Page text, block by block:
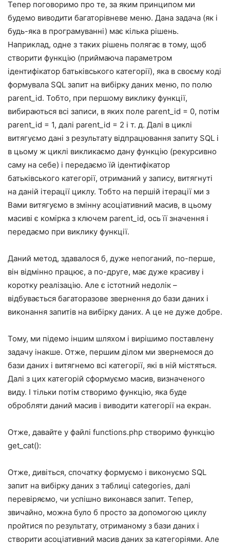
Тепер поговоримо про те, за яким принципом ми
будемо виводити багаторівневе меню. Дана задача (як і
будь-яка в програмуванні) має кілька рішень.
Наприклад, одне з таких рішень полягає в тому, щоб
створити функцію (приймаюча параметром
ідентифікатор батьківського категорії), яка в своєму коді
формувала SQL запит на вибірку даних меню, по полю
parent_id. Тобто, при першому виклику функції,
вибираються всі записи, в яких поле parent_id = 0, потім
parent_id = 1, далі parent_id = 2 і т. д. Далі в циклі
витягуємо дані з результату відпрацювання запиту SQL і
в цьому ж циклі викликаємо дану функцію (рекурсивно
саму на себе) і передаємо їй ідентифікатор
батьківського категорії, отриманий у запису, витягнуті
на даній ітерації циклу. Тобто на першій ітерації ми з
Вами витягуємо в змінну асоціативний масив, в цьому
масиві є комірка з ключем parent_id, ось її значення і
передаємо при виклику функції.
Даний метод, здавалося б, дуже непоганий, по-перше,
він відмінно працює, а по-друге, має дуже красиву і
коротку реалізацію. Але є істотний недолік –
відбувається багаторазове звернення до бази даних і
виконання запитів на вибірку даних. А це не дуже добре.
Тому, ми підемо іншим шляхом і вирішимо поставлену
задачу інакше. Отже, першим ділом ми звернемося до
бази даних і витягнемо всі категорії, які в ній містяться.
Далі з цих категорій сформуємо масив, визначеного
виду. І тільки потім створимо функцію, яка буде
обробляти даний масив і виводити категорії на екран.
Отже, давайте у файлі functions.php створимо функцію
get_cat():
Отже, дивіться, спочатку формуємо і виконуємо SQL
запит на вибірку даних з таблиці categories, далі
перевіряємо, чи успішно виконався запит. Тепер,
звичайно, можна було б просто за допомогою циклу
пройтися по результату, отриманому з бази даних і
створити асоціативний масив даних за категоріями. Але